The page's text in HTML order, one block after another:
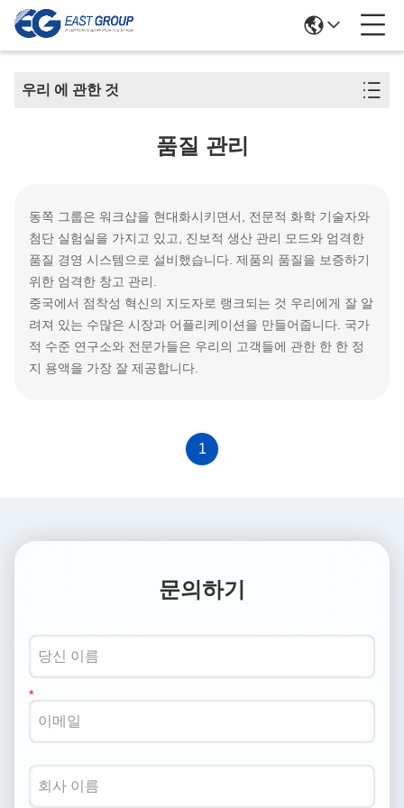
우리 에 관한 것
품질 관리
동쪽 그룹은 워크샵을 현대화시키면서, 전문적 화학 기술자와
첨단 실험실을 가지고 있고, 진보적 생산 관리 모드와 엄격한
품질 경영 시스템으로 설비했습니다. 제품의 품질을 보증하기
위한 엄격한 창고 관리.
중국에서 점착성 혁신의 지도자로 랭크되는 것 우리에게 잘 알
려져 있는 수많은 시장과 어플리케이션을 만들어줍니다. 국가
적 수준 연구소와 전문가들은 우리의 고객들에 관한 한 한 정
지 용액을 가장 잘 제공합니다.
1
문의하기